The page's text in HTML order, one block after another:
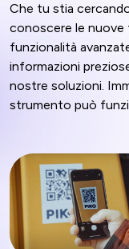
Che tu stia
conoscere le
funzionalità
informazioni
nostre soluzioni.
strumento può